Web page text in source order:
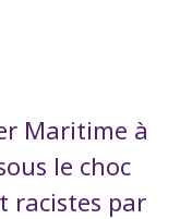
Maritime à
le choc
racistes par